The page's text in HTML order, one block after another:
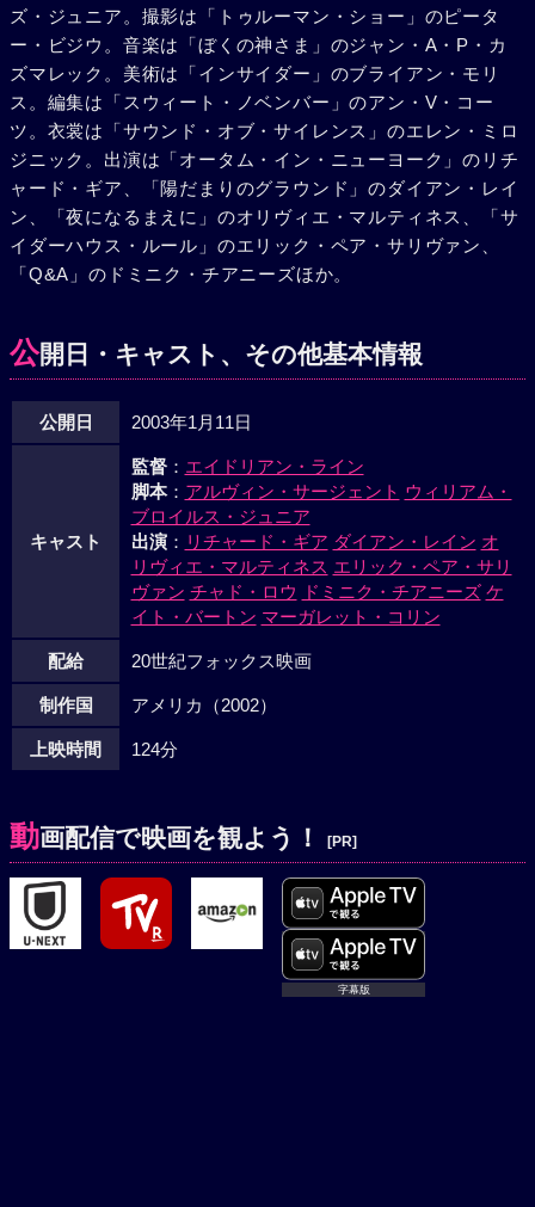
ズ・ジュニア。撮影は「トゥルーマン・ショー」のピータ
ー・ビジウ。音楽は「ぼくの神さま」のジャン・A・P・カ
ズマレック。美術は「インサイダー」のブライアン・モリ
ス。編集は「スウィート・ノベンバー」のアン・V・コー
ツ。衣裳は「サウンド・オブ・サイレンス」のエレン・ミロ
ジニック。出演は「オータム・イン・ニューヨーク」のリチ
ャード・ギア、「陽だまりのグラウンド」のダイアン・レイ
ン、「夜になるまえに」のオリヴィエ・マルティネス、「サ
イダーハウス・ルール」のエリック・ペア・サリヴァン、
「Q&A」のドミニク・チアニーズほか。
公開日・キャスト、その他基本情報
公開日 2003年1月11日
キャスト
監督： エイドリアン・ライン
脚本： アルヴィン・サージェント ウィリアム・
ブロイルス・ジュニア
出演： リチャード・ギア ダイアン・レイン オ
リヴィエ・マルティネス エリック・ペア・サリ
ヴァン チャド・ロウ ドミニク・チアニーズ ケ
イト・バートン マーガレット・コリン
配給 20世紀フォックス映画
制作国 アメリカ（2002）
上映時間 124分
動画配信で映画を観よう！ [PR]
吹替版
字幕版